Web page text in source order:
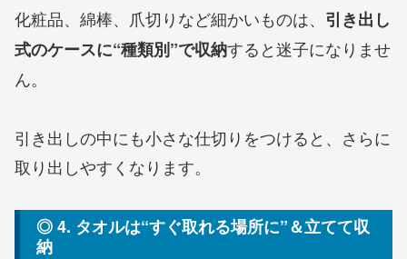
化粧品、綿棒、爪切りなど細かいものは、 引き出し
式のケースに“種類別”で収納すると迷子になりませ
ん。
引き出しの中にも小さな仕切りをつけると、さらに
取り出しやすくなります。
◎ 4. タオルは“すぐ取れる場所に”＆立てて収
納